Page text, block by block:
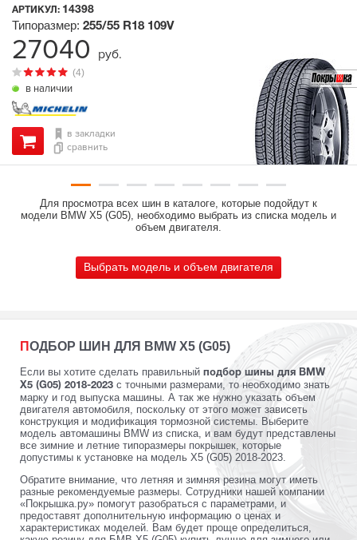
АРТИКУЛ: 14398
в наличии
(4)
Типоразмер: 255/55 R18 109V
в закладки
сравнить
27040 руб.
Для просмотра всех шин в каталоге, которые подойдут к
модели BMW X5 (G05), необходимо выбрать из списка модель и
объем двигателя.
Выбрать модель и объем двигателя
ПОДБОР ШИН ДЛЯ BMW X5 (G05)
Если вы хотите сделать правильный подбор шины для BMW
X5 (G05) 2018-2023 с точными размерами, то необходимо знать
марку и год выпуска машины. А так же нужно указать объем
двигателя автомобиля, поскольку от этого может зависеть
конструкция и модификация тормозной системы. Выберите
модель автомашины BMW из списка, и вам будут представлены
все зимние и летние типоразмеры покрышек, которые
допустимы к установке на модель X5 (G05) 2018-2023.
Обратите внимание, что летняя и зимняя резина могут иметь
разные рекомендуемые размеры. Сотрудники нашей компании
«Покрышка.ру» помогут разобраться с параметрами, и
предоставят дополнительную информацию о ценах и
характеристиках моделей. Вам будет проще определиться,